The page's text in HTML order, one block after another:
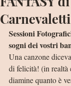
Carnevaletti
Sessioni
sogni dei vostri
Una canzone
di felicità! (in realtà
diamine quanto è